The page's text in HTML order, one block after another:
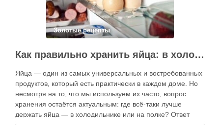
Золотые рецепты
Как правильно хранить яйца: в холодильнике или на полке?
Яйца — один из самых универсальных и востребованных
продуктов, который есть практически в каждом доме. Но
несмотря на то, что мы используем их часто, вопрос
хранения остаётся актуальным: где всё-таки лучше
держать яйца — в холодильнике или на полке? Ответ
зависит от нескольких факторов, включая температуру